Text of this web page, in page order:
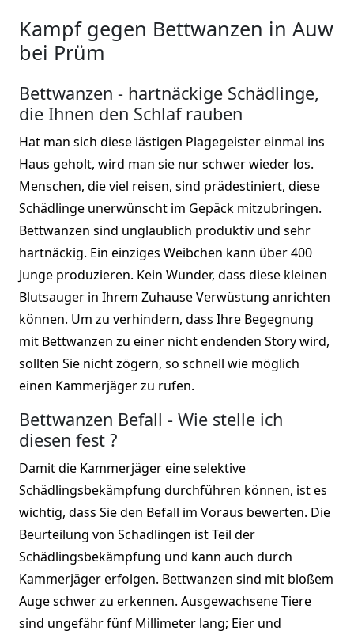
Kampf gegen Bettwanzen in Auw
bei Prüm
Bettwanzen - hartnäckige Schädlinge,
die Ihnen den Schlaf rauben
Hat man sich diese lästigen Plagegeister einmal ins
Haus geholt, wird man sie nur schwer wieder los.
Menschen, die viel reisen, sind prädestiniert, diese
Schädlinge unerwünscht im Gepäck mitzubringen.
Bettwanzen sind unglaublich produktiv und sehr
hartnäckig. Ein einziges Weibchen kann über 400
Junge produzieren. Kein Wunder, dass diese kleinen
Blutsauger in Ihrem Zuhause Verwüstung anrichten
können. Um zu verhindern, dass Ihre Begegnung
mit Bettwanzen zu einer nicht endenden Story wird,
sollten Sie nicht zögern, so schnell wie möglich
einen Kammerjäger zu rufen.
Bettwanzen Befall - Wie stelle ich
diesen fest ?
Damit die Kammerjäger eine selektive
Schädlingsbekämpfung durchführen können, ist es
wichtig, dass Sie den Befall im Voraus bewerten. Die
Beurteilung von Schädlingen ist Teil der
Schädlingsbekämpfung und kann auch durch
Kammerjäger erfolgen. Bettwanzen sind mit bloßem
Auge schwer zu erkennen. Ausgewachsene Tiere
sind ungefähr fünf Millimeter lang; Eier und